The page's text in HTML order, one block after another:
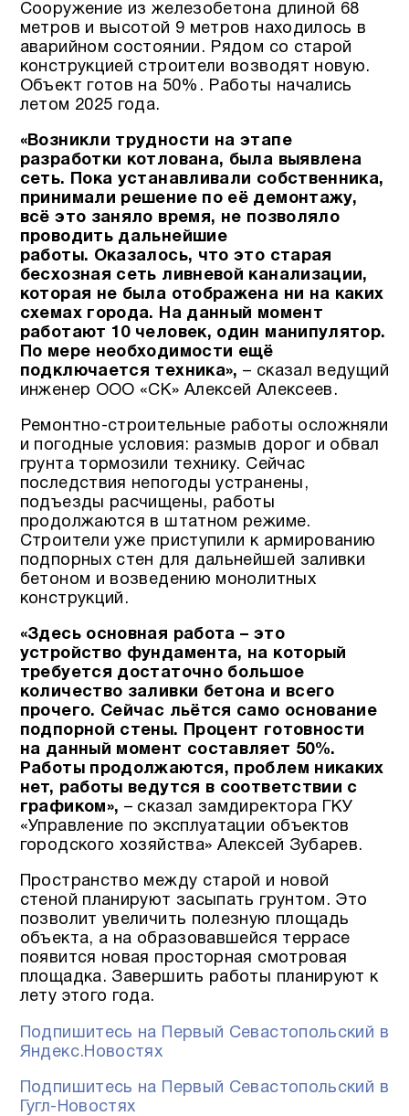
Сооружение из железобетона длиной 68
метров и высотой 9 метров находилось в
аварийном состоянии. Рядом со старой
конструкцией строители возводят новую.
Объект готов на 50%. Работы начались
летом 2025 года.
«Возникли трудности на этапе
разработки котлована, была выявлена
сеть. Пока устанавливали собственника,
принимали решение по её демонтажу,
всё это заняло время, не позволяло
проводить дальнейшие
работы. Оказалось, что это старая
бесхозная сеть ливневой канализации,
которая не была отображена ни на каких
схемах города. На данный момент
работают 10 человек, один манипулятор.
По мере необходимости ещё
подключается техника», – сказал ведущий
инженер ООО «СК» Алексей Алексеев.
Ремонтно-строительные работы осложняли
и погодные условия: размыв дорог и обвал
грунта тормозили технику. Сейчас
последствия непогоды устранены,
подъезды расчищены, работы
продолжаются в штатном режиме.
Строители уже приступили к армированию
подпорных стен для дальнейшей заливки
бетоном и возведению монолитных
конструкций.
«Здесь основная работа – это
устройство фундамента, на который
требуется достаточно большое
количество заливки бетона и всего
прочего. Сейчас льётся само основание
подпорной стены.
Процент готовности
на данный момент составляет 50%.
Работы продолжаются, проблем никаких
нет, работы ведутся в соответствии с
графиком», – сказал замдиректора ГКУ
«Управление по эксплуатации объектов
городского хозяйства» Алексей Зубарев.
Пространство между старой и новой
стеной планируют засыпать грунтом. Это
позволит увеличить полезную площадь
объекта, а на образовавшейся террасе
появится новая просторная смотровая
площадка. Завершить работы планируют к
лету этого года.
Подпишитесь на Первый Севастопольский в
Яндекс.Новостях
Подпишитесь на Первый Севастопольский в
Гугл-Новостях